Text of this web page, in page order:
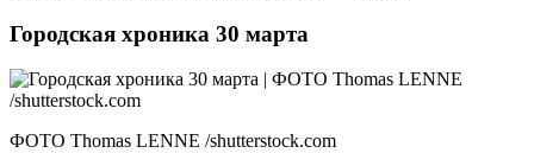
Городская хроника 30 марта
ФОТО Thomas LENNE /shutterstock.com